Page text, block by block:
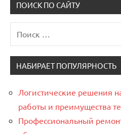
ПОИСК ПО САЙТУ
для:
НАБИРАЕТ ПОПУЛЯРНОСТЬ
Логистические решения
работы и преимущества
Профессиональный